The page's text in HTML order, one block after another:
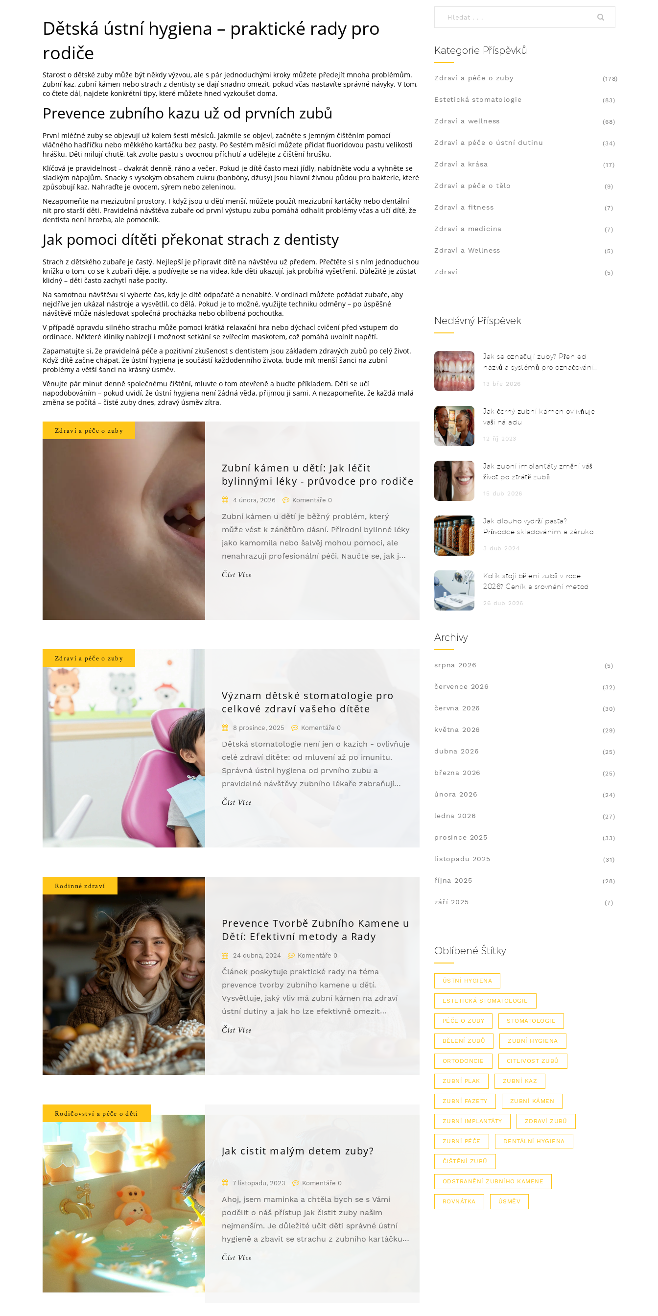
Dětská ústní hygiena – praktické rady pro
rodiče
Starost o dětské zuby může být někdy výzvou, ale s pár jednoduchými kroky můžete předejít mnoha problémům.
Zubní kaz, zubní kámen nebo strach z dentisty se dají snadno omezit, pokud včas nastavíte správné návyky. V tom,
co čtete dál, najdete konkrétní tipy, které můžete hned vyzkoušet doma.
Prevence zubního kazu už od prvních zubů
První mléčné zuby se objevují už kolem šesti měsíců. Jakmile se objeví, začněte s jemným čištěním pomocí
vláčného hadříčku nebo měkkého kartáčku bez pasty. Po šestém měsíci můžete přidat fluoridovou pastu velikosti
hrášku. Děti milují chutě, tak zvolte pastu s ovocnou příchutí a udělejte z čištění hrušku.
Klíčová je pravidelnost – dvakrát denně, ráno a večer. Pokud je dítě často mezi jídly, nabídněte vodu a vyhněte se
sladkým nápojům. Snacky s vysokým obsahem cukru (bonbóny, džusy) jsou hlavní živnou půdou pro bakterie, které
způsobují kaz. Nahraďte je ovocem, sýrem nebo zeleninou.
Nezapomeňte na mezizubní prostory. I když jsou u dětí menší, můžete použít mezizubní kartáčky nebo dentální
nit pro starší děti. Pravidelná návštěva zubaře od první výstupu zubu pomáhá odhalit problémy včas a učí dítě, že
dentista není hrozba, ale pomocník.
Jak pomoci dítěti překonat strach z dentisty
Strach z dětského zubaře je častý. Nejlepší je připravit dítě na návštěvu už předem. Přečtěte si s ním jednoduchou
knížku o tom, co se k zubaři děje, a podívejte se na videa, kde děti ukazují, jak probíhá vyšetření. Důležité je zůstat
klidný – děti často zachytí naše pocity.
Na samotnou návštěvu si vyberte čas, kdy je dítě odpočaté a nenabité. V ordinaci můžete požádat zubaře, aby
nejdříve jen ukázal nástroje a vysvětlil, co dělá. Pokud je to možné, využijte techniku odměny – po úspěšné
návštěvě může následovat společná procházka nebo oblíbená pochoutka.
V případě opravdu silného strachu může pomoci krátká relaxační hra nebo dýchací cvičení před vstupem do
ordinace. Některé kliniky nabízejí i možnost setkání se zvířecím maskotem, což pomáhá uvolnit napětí.
Zapamatujte si, že pravidelná péče a pozitivní zkušenost s dentistem jsou základem zdravých zubů po celý život.
Když dítě začne chápat, že ústní hygiena je součástí každodenního života, bude mít menší šanci na zubní
problémy a větší šanci na krásný úsměv.
Věnujte pár minut denně společnému čištění, mluvte o tom otevřeně a buďte příkladem. Děti se učí
napodobováním – pokud uvidí, že ústní hygiena není žádná věda, přijmou ji sami. A nezapomeňte, že každá malá
změna se počítá – čisté zuby dnes, zdravý úsměv zítra.
Zdraví a péče o zuby
Zubní kámen u dětí: Jak léčit
bylinnými léky - průvodce pro rodiče
4 února, 2026 Komentáře 0
Zubní kámen u dětí je běžný problém, který
může vést k zánětům dásní. Přírodní bylinné léky
jako kamomila nebo šalvěj mohou pomoci, ale
nenahrazují profesionální péči. Naučte se, jak je
používat bezpečně a jak předcházet jeho vzniku.
Číst Více
Zdraví a péče o zuby
Význam dětské stomatologie pro
celkové zdraví vašeho dítěte
8 prosince, 2025 Komentáře 0
Dětská stomatologie není jen o kazích - ovlivňuje
celé zdraví dítěte: od mluvení až po imunitu.
Správná ústní hygiena od prvního zubu a
pravidelné návštěvy zubního lékaře zabraňují
problémům v dospělosti.
Číst Více
Rodinné zdraví
Prevence Tvorbě Zubního Kamene u
Dětí: Efektivní metody a Rady
24 dubna, 2024 Komentáře 0
Článek poskytuje praktické rady na téma
prevence tvorby zubního kamene u dětí.
Vysvětluje, jaký vliv má zubní kámen na zdraví
ústní dutiny a jak ho lze efektivně omezit
pravidelnou ústní hygienou a správným
Číst Více
Rodičovství a péče o děti
Jak cistit malým detem zuby?
7 listopadu, 2023 Komentáře 0
Ahoj, jsem maminka a chtěla bych se s Vámi
podělit o náš přístup jak čistit zuby našim
nejmenším. Je důležité učit děti správné ústní
hygieně a zbavit se strachu z zubního kartáčku.
V tomto článku sdílíme tipy a triky, jak jemně a
Číst Více
Kategorie Příspěvků
Zdraví a péče o zuby (178)
Estetická stomatologie (83)
Zdraví a wellness (68)
Zdraví a péče o ústní dutinu (34)
Zdraví a krása (17)
Zdraví a péče o tělo (9)
Zdraví a fitness (7)
Zdraví a medicína (7)
Zdraví a Wellness (5)
Zdraví (5)
Nedávný Příspěvek
Jak se označují zuby? Přehled
názvů a systémů pro označování
13 bře 2026
Jak černý zubní kámen ovlivňuje
vaši náladu
12 říj 2023
Jak zubní implantáty změní váš
život po ztrátě zubů
15 dub 2026
Jak dlouho vydrží pasta?
Průvodce skladováním a zárukou
3 dub 2024
Kolik stojí bělení zubů v roce
2026? Ceník a srovnání metod
26 dub 2026
Archivy
srpna 2026 (5)
července 2026 (32)
června 2026 (30)
května 2026 (29)
dubna 2026 (25)
března 2026 (25)
února 2026 (24)
ledna 2026 (27)
prosince 2025 (33)
listopadu 2025 (31)
října 2025 (28)
září 2025 (7)
Oblíbené Štítky
ÚSTNÍ HYGIENA
ESTETICKÁ STOMATOLOGIE
PÉČE O ZUBY STOMATOLOGIE
BĚLENÍ ZUBŮ ZUBNÍ HYGIENA
ORTODONCIE CITLIVOST ZUBŮ
ZUBNÍ PLAK ZUBNÍ KAZ
ZUBNÍ FAZETY ZUBNÍ KÁMEN
ZUBNÍ IMPLANTÁTY ZDRAVÍ ZUBŮ
ZUBNÍ PÉČE DENTÁLNÍ HYGIENA
ČIŠTĚNÍ ZUBŮ
ODSTRANĚNÍ ZUBNÍHO KAMENE
ROVNÁTKA ÚSMĚV